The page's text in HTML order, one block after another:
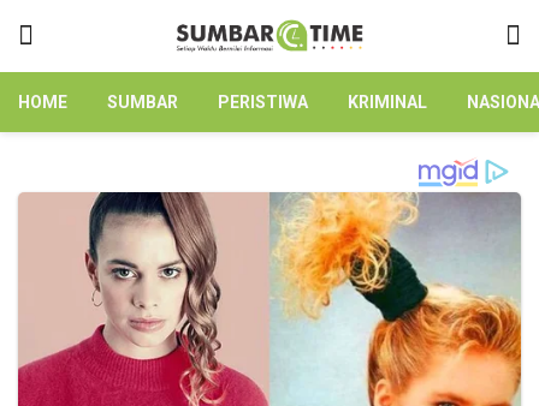
HOME SUMBAR PERISTIWA KRIMINAL